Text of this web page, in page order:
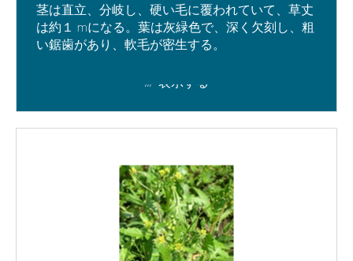
茎は直立、分岐し、硬い毛に覆われていて、草丈
は約１ mになる。葉は灰緑色で、深く欠刻し、粗
い鋸歯があり、軟毛が密生する。
表示する